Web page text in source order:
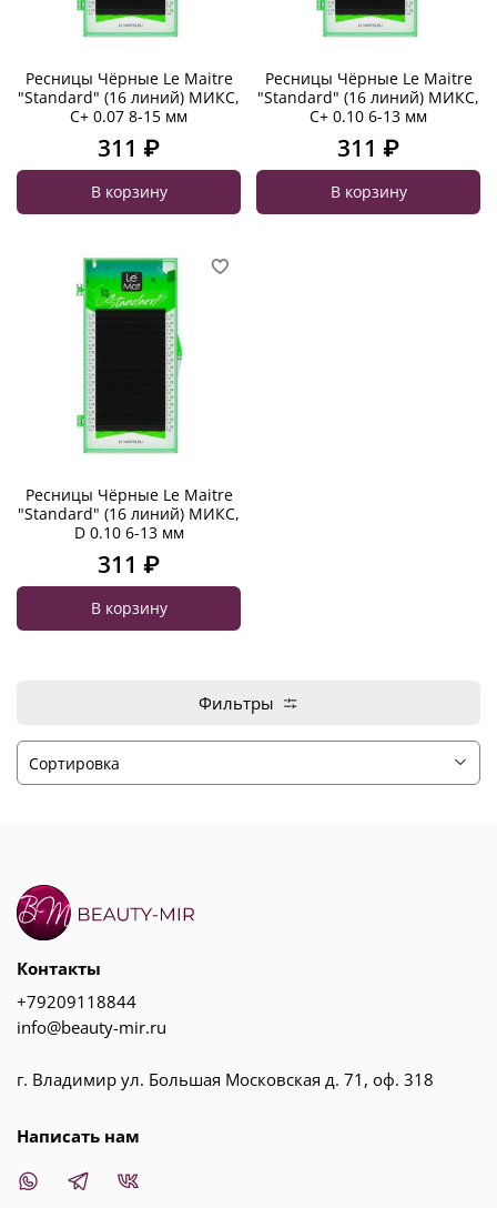
Ресницы Чёрные Le Maitre
"Standard" (16 линий) МИКС,
C+ 0.07 8-15 мм
311 ₽
В корзину
Ресницы Чёрные Le Maitre
"Standard" (16 линий) МИКС,
C+ 0.10 6-13 мм
311 ₽
В корзину
Ресницы Чёрные Le Maitre
"Standard" (16 линий) МИКС,
D 0.10 6-13 мм
311 ₽
В корзину
Фильтры
Контакты
+79209118844
info@beauty-mir.ru
г. Владимир ул. Большая Московская д. 71, оф. 318
Написать нам